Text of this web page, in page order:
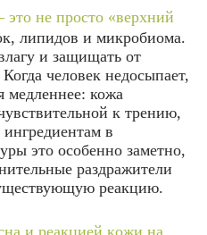
это не просто «верхний
липидов и микробиома.
и защищать от
человек недосыпает,
медленнее: кожа
к трению,
в
это особенно заметно,
раздражители
реакцию.